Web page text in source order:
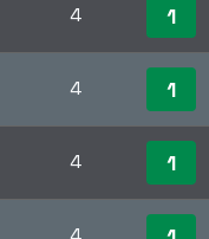
4 1
4 1
4 1